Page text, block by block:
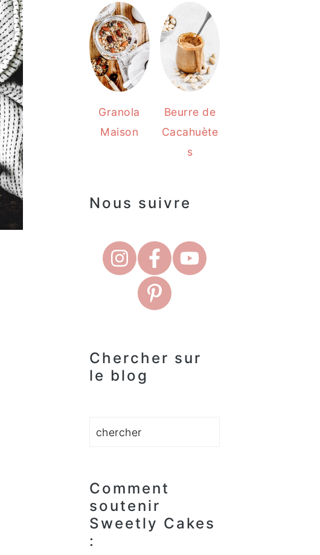
Granola
Maison
Beurre de
Cacahuète
s
Nous suivre
Chercher sur
le blog
Comment
soutenir
Sweetly Cakes
: